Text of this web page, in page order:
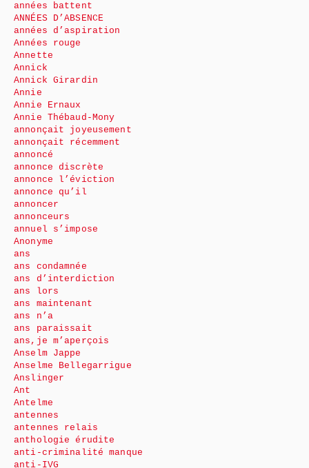
années battent
ANNÉES D’ABSENCE
années d’aspiration
Années rouge
Annette
Annick
Annick Girardin
Annie
Annie Ernaux
Annie Thébaud-Mony
annonçait joyeusement
annonçait récemment
annoncé
annonce discrète
annonce l’éviction
annonce qu’il
annoncer
annonceurs
annuel s’impose
Anonyme
ans
ans condamnée
ans d’interdiction
ans lors
ans maintenant
ans n’a
ans paraissait
ans,je m’aperçois
Anselm Jappe
Anselme Bellegarrigue
Anslinger
Ant
Antelme
antennes
antennes relais
anthologie érudite
anti-criminalité manque
anti-IVG